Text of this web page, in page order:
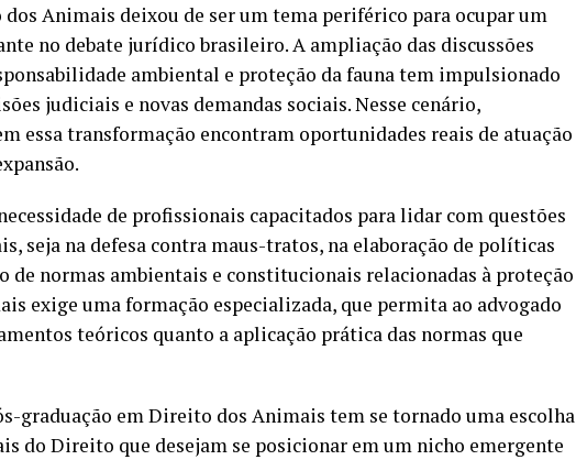
Animais deixou de ser um tema periférico para ocupar um
no debate jurídico brasileiro. A ampliação das discussões
ambiental e proteção da fauna tem impulsionado
judiciais e novas demandas sociais. Nesse cenário,
essa transformação encontram oportunidades reais de atuação
de profissionais capacitados para lidar com questões
seja na defesa contra maus-tratos, na elaboração de políticas
de normas ambientais e constitucionais relacionadas à proteção
exige uma formação especializada, que permita ao advogado
teóricos quanto a aplicação prática das normas que
graduação em Direito dos Animais tem se tornado uma escolha
do Direito que desejam se posicionar em um nicho emergente